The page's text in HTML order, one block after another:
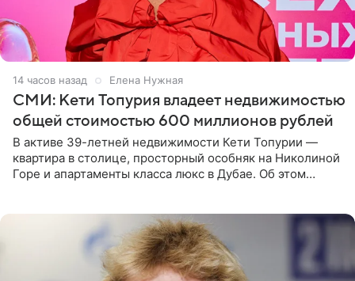
14 часов назад Елена Нужная
СМИ: Кети Топурия владеет недвижимостью
общей стоимостью 600 миллионов рублей
В активе 39-летней недвижимости Кети Топурии —
квартира в столице, просторный особняк на Николиной
Горе и апартаменты класса люкс в Дубае. Об этом